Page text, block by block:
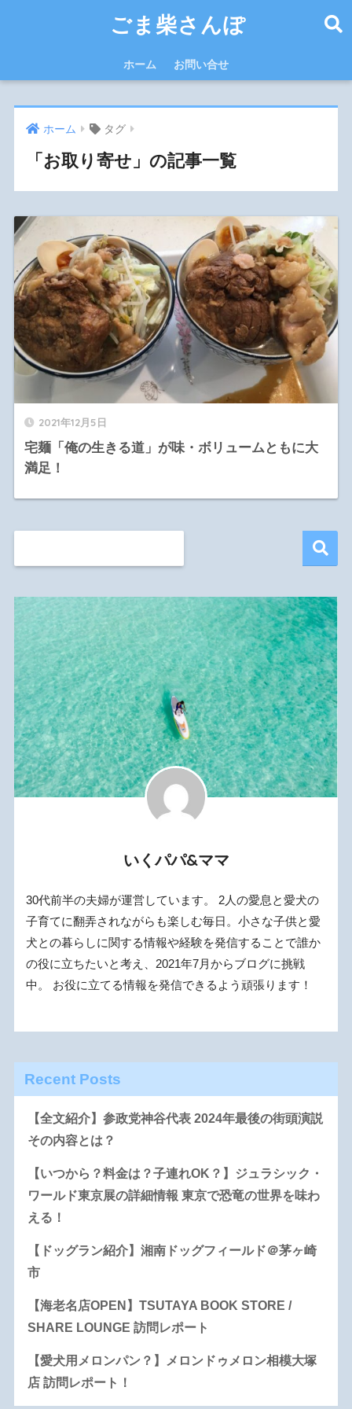
ごま柴さんぽ
ホーム お問い合せ
ホーム タグ
「お取り寄せ」の記事一覧
2021年12月5日
宅麺「俺の生きる道」が味・ボリュームともに大
満足！
いくパパ&ママ
30代前半の夫婦が運営しています。 2人の愛息と愛犬の
子育てに翻弄されながらも楽しむ毎日。小さな子供と愛
犬との暮らしに関する情報や経験を発信することで誰か
の役に立ちたいと考え、2021年7月からブログに挑戦
中。 お役に立てる情報を発信できるよう頑張ります！
Recent Posts
【全文紹介】参政党神谷代表 2024年最後の街頭演説
その内容とは？
【いつから？料金は？子連れOK？】ジュラシック・
ワールド東京展の詳細情報 東京で恐竜の世界を味わ
える！
【ドッグラン紹介】湘南ドッグフィールド＠茅ヶ崎
市
【海老名店OPEN】TSUTAYA BOOK STORE /
SHARE LOUNGE 訪問レポート
【愛犬用メロンパン？】メロンドゥメロン相模大塚
店 訪問レポート！